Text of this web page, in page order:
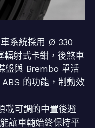
系統採用 Ø 330
射式卡鉗，後煞車
盤與 Brembo 單活
的功能，制動效
載可調的中置後避
讓車輛始終保持平